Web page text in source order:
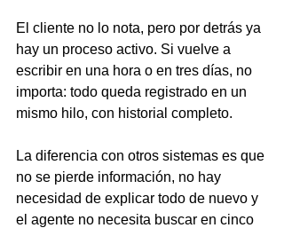
El cliente no lo nota, pero por detrás ya
hay un proceso activo. Si vuelve a
escribir en una hora o en tres días, no
importa: todo queda registrado en un
mismo hilo, con historial completo.
La diferencia con otros sistemas es que
no se pierde información, no hay
necesidad de explicar todo de nuevo y
el agente no necesita buscar en cinco